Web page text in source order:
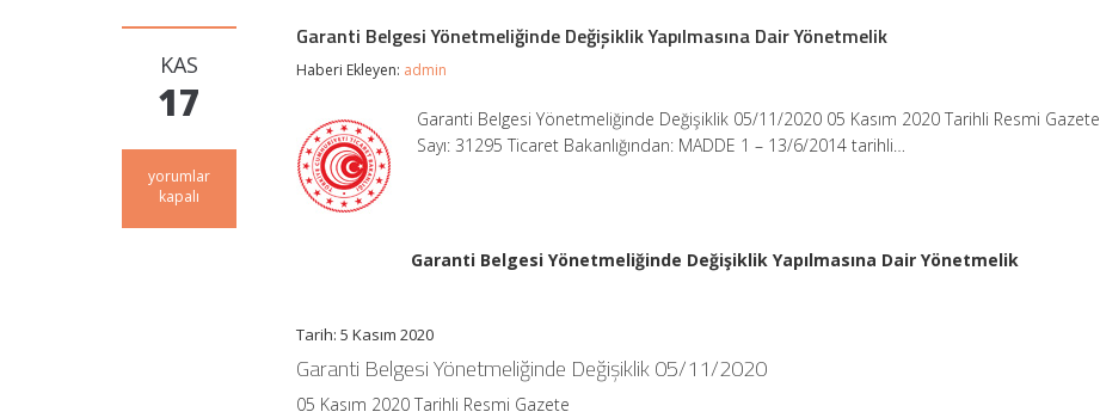
KAS
17
Garanti
Belgesi
yorumlar
kapalı
Garanti Belgesi Yönetmeliğinde Değişiklik Yapılmasına Dair Yönetmelik
Haberi Ekleyen: admin
Garanti Belgesi Yönetmeliğinde Değişiklik 05/11/2020 05 Kasım 2020 Tarihli Resmi Gazete
Sayı: 31295 Ticaret Bakanlığından: MADDE 1 – 13/6/2014 tarihli…
Garanti Belgesi Yönetmeliğinde Değişiklik Yapılmasına Dair Yönetmelik
Tarih: 5 Kasım 2020
Garanti Belgesi Yönetmeliğinde Değişiklik 05/11/2020
05 Kasım 2020 Tarihli Resmi Gazete